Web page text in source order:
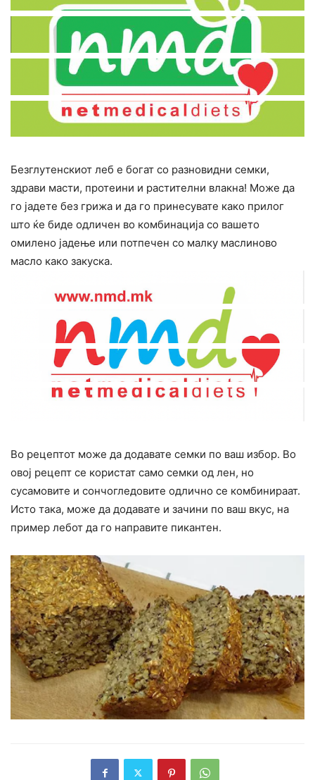
Безглутенскиот леб е богат со разновидни семки,
здрави масти, протеини и растителни влакна! Може да
го јадете без грижа и да го принесувате како прилог
што ќе биде одличен во комбинација со вашето
омилено јадење или потпечен со малку маслиново
масло како закуска.
Во рецептот може да додавате семки по ваш избор. Во
овој рецепт се користат само семки од лен, но
сусамовите и сончогледовите одлично се комбинираат.
Исто така, може да додавате и зачини по ваш вкус, на
пример лебот да го направите пикантен.